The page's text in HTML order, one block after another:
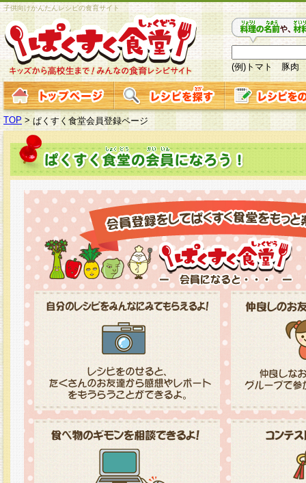
子供向けかんたんレシピの食育サイト
(例)トマト 豚肉
TOP > ぱくすく食堂会員登録ページ